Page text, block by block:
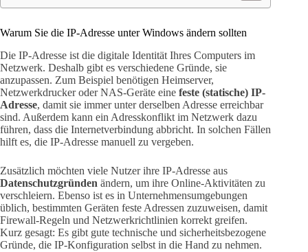
Warum Sie die IP-Adresse unter Windows ändern sollten
Die IP-Adresse ist die digitale Identität Ihres Computers im
Netzwerk. Deshalb gibt es verschiedene Gründe, sie
anzupassen. Zum Beispiel benötigen Heimserver,
Netzwerkdrucker oder NAS-Geräte eine feste (statische) IP-
Adresse, damit sie immer unter derselben Adresse erreichbar
sind. Außerdem kann ein Adresskonflikt im Netzwerk dazu
führen, dass die Internetverbindung abbricht. In solchen Fällen
hilft es, die IP-Adresse manuell zu vergeben.
Zusätzlich möchten viele Nutzer ihre IP-Adresse aus
Datenschutzgründen ändern, um ihre Online-Aktivitäten zu
verschleiern. Ebenso ist es in Unternehmensumgebungen
üblich, bestimmten Geräten feste Adressen zuzuweisen, damit
Firewall-Regeln und Netzwerkrichtlinien korrekt greifen.
Kurz gesagt: Es gibt gute technische und sicherheitsbezogene
Gründe, die IP-Konfiguration selbst in die Hand zu nehmen.